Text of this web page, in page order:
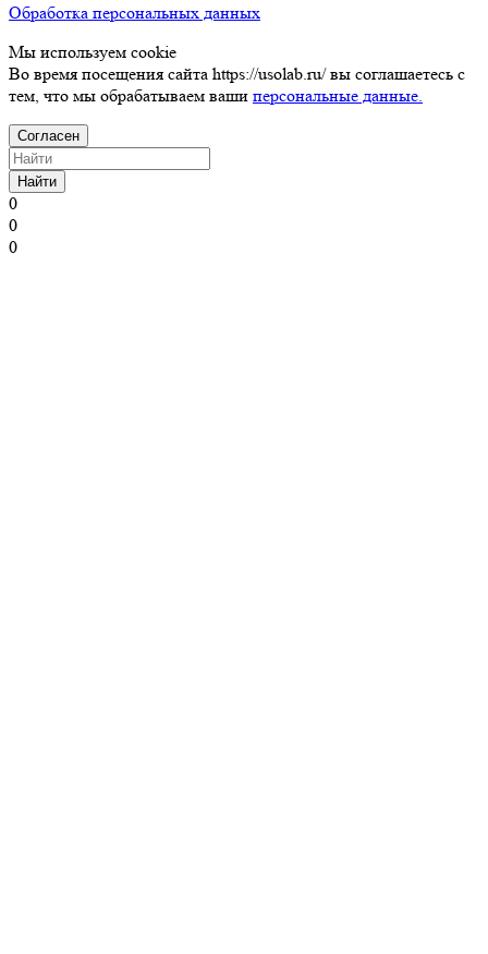
Обработка персональных данных
Мы используем cookie
Во время посещения сайта https://usolab.ru/ вы соглашаетесь с
тем, что мы обрабатываем ваши персональные данные.
Согласен
Найти
0
0
0